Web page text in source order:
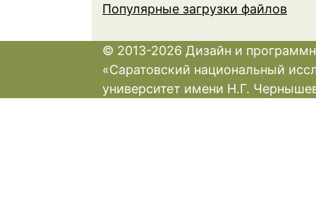
автоматическую
спам-
рассылку.
Website
Популярные загрузки файлов
© 2013-2026 Дизайн и
«Саратовский национальный
университет имени Н.Г.